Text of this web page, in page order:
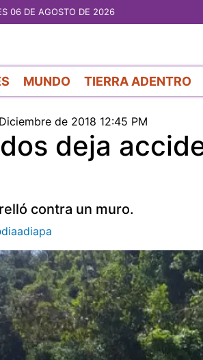
06 DE AGOSTO DE 2026
MUNDO TIERRA ADENTRO
de 2018 12:45 PM
deja
contra un muro.